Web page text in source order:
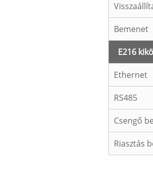
Bemenet
E216
Ethernet
RS485
Csengő
Riasztás